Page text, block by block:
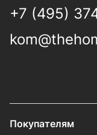
+7 (495)
Покупателям